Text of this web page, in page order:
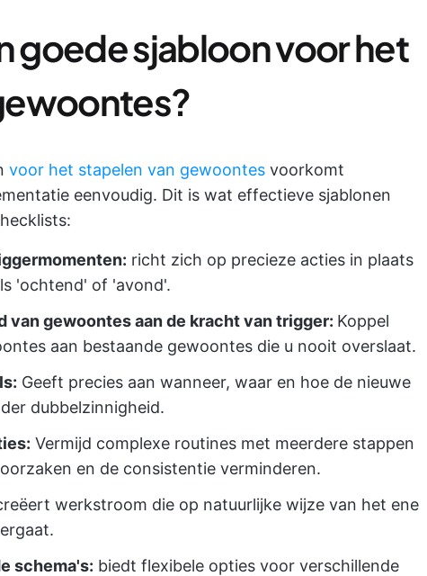
goede sjabloon voor het
voor het stapelen van gewoontes voorkomt
eenvoudig. Dit is wat effectieve sjablonen
richt zich op precieze acties in plaats
'ochtend' of 'avond'.
van gewoontes aan de kracht van trigger: Koppel
aan bestaande gewoontes die u nooit overslaat.
Geeft precies aan wanneer, waar en hoe de nieuwe
dubbelzinnigheid.
Vermijd complexe routines met meerdere stappen
en de consistentie verminderen.
werkstroom die op natuurlijke wijze van het ene
schema's: biedt flexibele opties voor verschillende